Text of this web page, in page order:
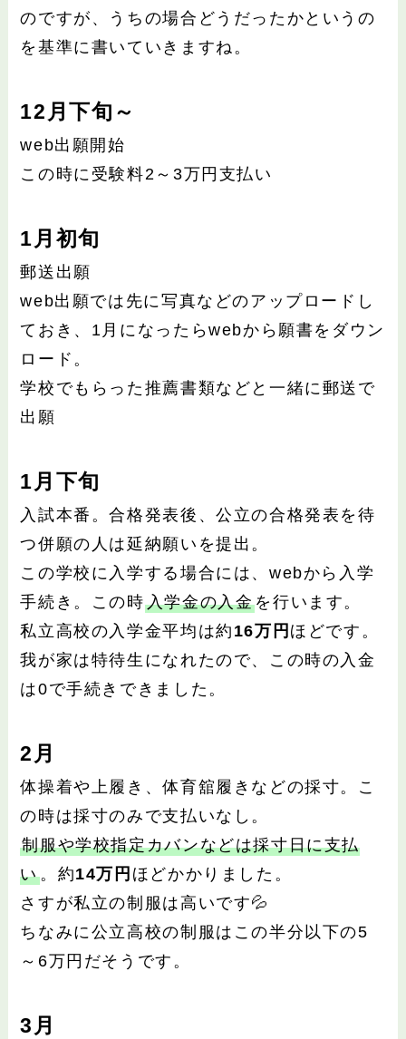
のですが、うちの場合どうだったかというの
を基準に書いていきますね。
12月下旬～
web出願開始
この時に受験料2～3万円支払い
1月初旬
郵送出願
web出願では先に写真などのアップロードし
ておき、1月になったらwebから願書をダウン
ロード。
学校でもらった推薦書類などと一緒に郵送で
出願
1月下旬
入試本番。合格発表後、公立の合格発表を待
つ併願の人は延納願いを提出。
この学校に入学する場合には、webから入学
手続き。この時入学金の入金を行います。
私立高校の入学金平均は約 16万円 ほどです。
我が家は特待生になれたので、この時の入金
は0で手続きできました。
2月
体操着や上履き、体育舘履きなどの採寸。こ
の時は採寸のみで支払いなし。
制服や学校指定カバンなどは採寸日に支払
い。約14万円 ほどかかりました。
さすが私立の制服は高いです💦
ちなみに公立高校の制服はこの半分以下の5
～6万円だそうです。
3月